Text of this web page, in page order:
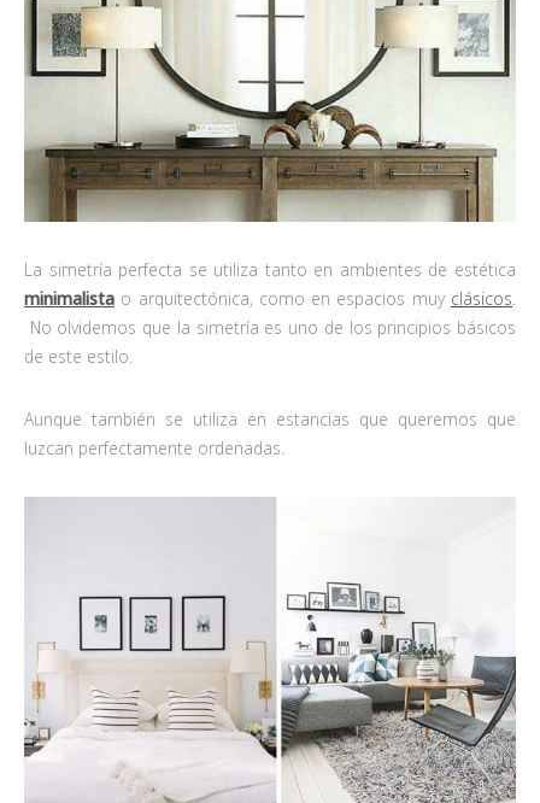
La simetría perfecta se utiliza tanto en ambientes de estética
minimalista o arquitectónica, como en espacios muy clásicos.
No olvidemos que la simetría es uno de los principios básicos
de este estilo.
Aunque también se utiliza en estancias que queremos que
luzcan perfectamente ordenadas.